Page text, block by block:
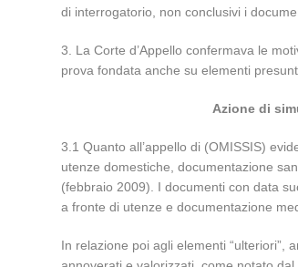
di interrogatorio, non conclusivi i
3. La Corte d’Appello confermava le
prova fondata anche su elementi
Azione di
3.1 Quanto all’appello di (OMISSIS)
utenze domestiche, documentazione
(febbraio 2009). I documenti con data
a fronte di utenze e documentazione
In relazione poi agli elementi “ulteriori”,